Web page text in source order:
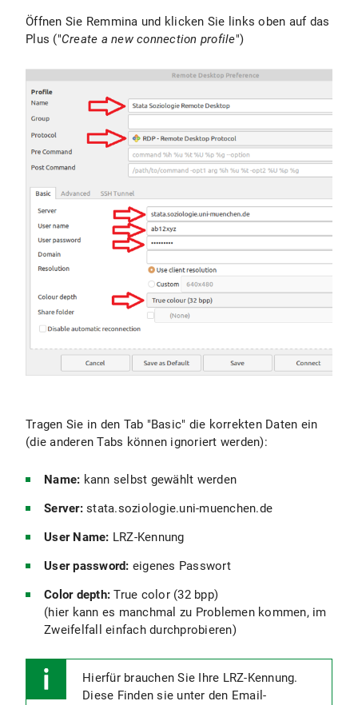
Öffnen Sie Remmina und klicken Sie links oben auf das
Plus ("Create a new connection profile")
Tragen Sie in den Tab "Basic" die korrekten Daten ein
(die anderen Tabs können ignoriert werden):
Name: kann selbst gewählt werden
Server:stata.soziologie.uni-muenchen.de
User Name: LRZ-Kennung
User password: eigenes Passwort
Color depth: True color (32 bpp)
(hier kann es manchmal zu Problemen kommen, im
Zweifelfall einfach durchprobieren)
Hierfür brauchen Sie Ihre LRZ-Kennung.
Diese Finden sie unter den Email-